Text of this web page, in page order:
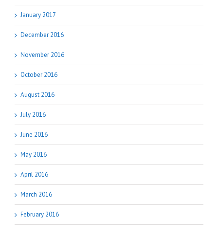
January 2017
December 2016
November 2016
October 2016
August 2016
July 2016
June 2016
May 2016
April 2016
March 2016
February 2016